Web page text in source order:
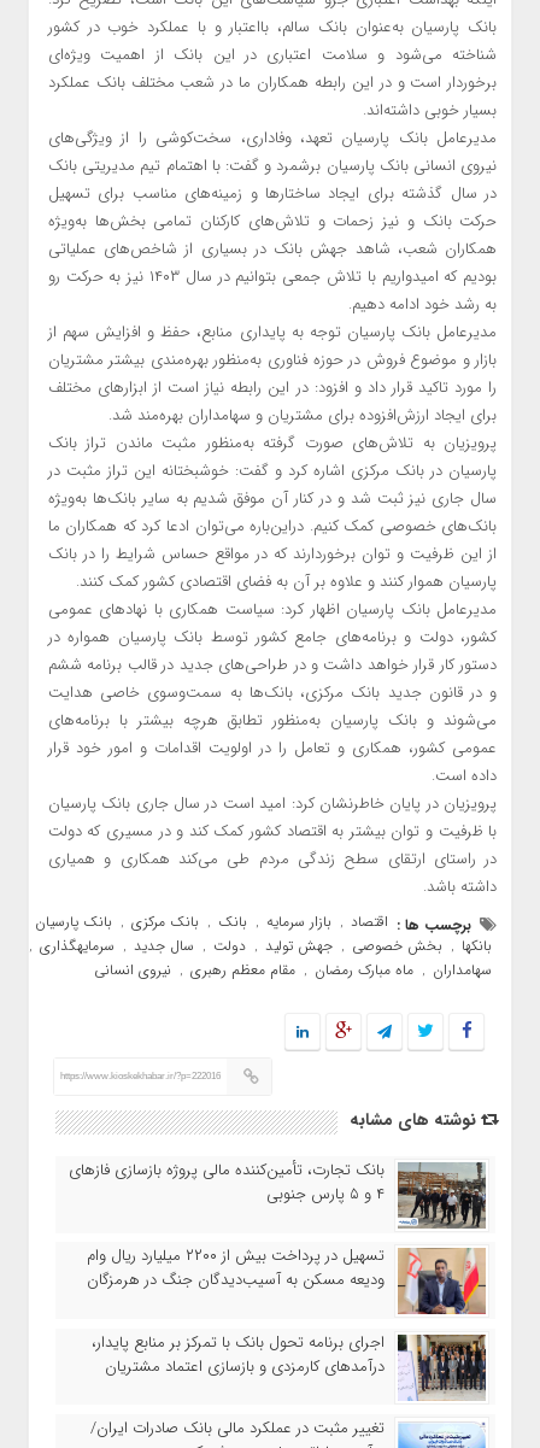
بانک پارسیان به‌عنوان بانک سالم، بااعتبار و با عملکرد خوب در کشور
شناخته می‌شود و سلامت اعتباری در این بانک از اهمیت ویژه‌ای
برخوردار است و در این رابطه همکاران ما در شعب مختلف بانک عملکرد
بسیار خوبی داشته‌اند.
مدیرعامل بانک پارسیان تعهد، وفاداری، سخت‌کوشی را از ویژگی‌های
نیروی انسانی بانک پارسیان برشمرد و گفت: با اهتمام تیم مدیریتی بانک
در سال گذشته برای ایجاد ساختارها و زمینه‌های مناسب برای تسهیل
حرکت بانک و نیز زحمات و تلاش‌های کارکنان تمامی بخش‌ها به‌ویژه
همکاران شعب، شاهد جهش بانک در بسیاری از شاخص‌های عملیاتی
بودیم که امیدواریم با تلاش جمعی بتوانیم در سال ۱۴۰۳ نیز به حرکت رو
به رشد خود ادامه دهیم.
مدیرعامل بانک پارسیان توجه به پایداری منابع، حفظ و افزایش سهم از
بازار و موضوع فروش در حوزه فناوری به‌منظور بهره‌مندی بیشتر مشتریان
را مورد تاکید قرار داد و افزود: در این رابطه نیاز است از ابزارهای مختلف
برای ایجاد ارزش‌افزوده برای مشتریان و سهامداران بهره‌مند شد.
پرویزیان به تلاش‌های صورت گرفته به‌منظور مثبت ماندن تراز بانک
پارسیان در بانک مرکزی اشاره کرد و گفت: خوشبختانه این تراز مثبت در
سال جاری نیز ثبت شد و در کنار آن موفق شدیم به سایر بانک‌ها به‌ویژه
بانک‌های خصوصی کمک کنیم. دراین‌باره می‌توان ادعا کرد که همکاران ما
از این ظرفیت و توان برخوردارند که در مواقع حساس شرایط را در بانک
پارسیان هموار کنند و علاوه بر آن به فضای اقتصادی کشور کمک کنند.
مدیرعامل بانک پارسیان اظهار کرد: سیاست همکاری با نهادهای عمومی
کشور، دولت و برنامه‌های جامع کشور توسط بانک پارسیان همواره در
دستور کار قرار خواهد داشت و در طراحی‌های جدید در قالب برنامه ششم
و در قانون جدید بانک مرکزی، بانک‌ها به سمت‌وسوی خاصی هدایت
می‌شوند و بانک پارسیان به‌منظور تطابق هرچه بیشتر با برنامه‌های
عمومی کشور، همکاری و تعامل را در اولویت اقدامات و امور خود قرار
داده است.
پرویزیان در پایان خاطرنشان کرد: امید است در سال جاری بانک پارسیان
با ظرفیت و توان بیشتر به اقتصاد کشور کمک کند و در مسیری که دولت
در راستای ارتقای سطح زندگی مردم طی می‌کند همکاری و همیاری
داشته باشد.
برچسب ها : اقتصاد , بازار سرمایه , بانک , بانک مرکزی , بانک پارسیان
بانکها , بخش خصوصی , جهش تولید , دولت , سال جدید , سرمایهگذاری ,
سهامداران , ماه مبارک رمضان , مقام معظم رهبری , نیروی انسانی
https://www.kioskekhabar.ir/?p=222016
نوشته های مشابه
بانک تجارت، تأمین‌کننده مالی پروژه بازسازی فازهای
۴ و ۵ پارس جنوبی
تسهیل در پرداخت بیش از ۲۲۰۰ میلیارد ریال وام
ودیعه مسکن به آسیب‌دیدگان جنگ در هرمزگان
اجرای برنامه تحول بانک با تمرکز بر منابع پایدار،
درآمدهای کارمزدی و بازسازی اعتماد مشتریان
تغییر مثبت در عملکرد مالی بانک صادرات ایران/